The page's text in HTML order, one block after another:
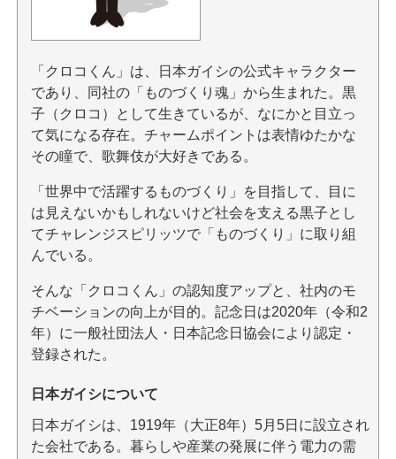
「クロコくん」は、日本ガイシの公式キャラクター
であり、同社の「ものづくり魂」から生まれた。黒
子（クロコ）として生きているが、なにかと目立っ
て気になる存在。チャームポイントは表情ゆたかな
その瞳で、歌舞伎が大好きである。
「世界中で活躍するものづくり」を目指して、目に
は見えないかもしれないけど社会を支える黒子とし
てチャレンジスピリッツで「ものづくり」に取り組
んでいる。
そんな「クロコくん」の認知度アップと、社内のモ
チベーションの向上が目的。記念日は2020年（令和2
年）に一般社団法人・日本記念日協会により認定・
登録された。
日本ガイシについて
日本ガイシは、1919年（大正8年）5月5日に設立され
た会社である。暮らしや産業の発展に伴う電力の需